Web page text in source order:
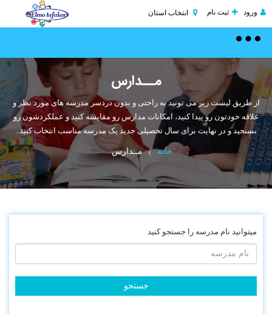
ورود ثبت نام انتخاب استان
Toggle
مــدارس
از طریق لیست زیر می تونید به راحتی و بدون دردسر مدرسه های مورد نظر و
علاقه خودتون رو پیدا کنید، امکانات مدارس رو مقایسه کنید و عملکردشون رو
بسنجید و در نهایت برای سال تحصیلی جدید یک مدرسه مناسب انتخاب کنید..
خانه مــدارس
میتوانید نام مدرسه را جستجو کنید